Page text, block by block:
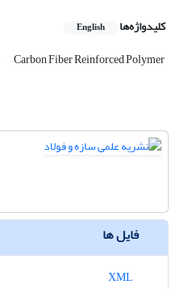
کلیدواژه‌ها English
Carbon Fiber Reinforced Polymer
فایل ها